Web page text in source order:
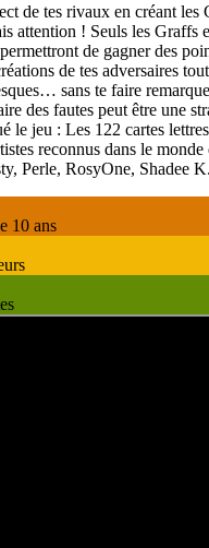
de tes rivaux en créant
attention ! Seuls les Graffs
de gagner des
de tes adversaires
sans te faire
des fautes peut être une
le jeu : Les 122 cartes
reconnus dans le
Perle, RosyOne, Shadee K.
10 ans